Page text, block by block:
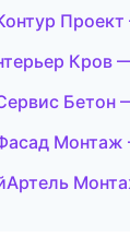
Проект
Кров
Бетон
Монтаж